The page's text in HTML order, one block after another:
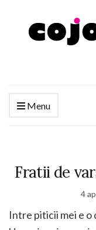
Menu
Fratii de
4
Intre piticii mei e o